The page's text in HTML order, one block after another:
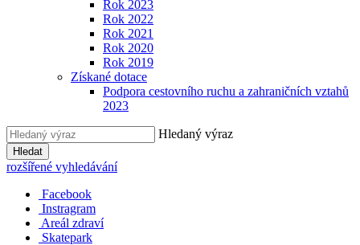
Rok 2023
Rok 2022
Rok 2021
Rok 2020
Rok 2019
Získané dotace
Podpora cestovního ruchu a zahraničních vztahů
2023
Hledaný výraz
Hledat
rozšířené vyhledávání
Facebook
Instragram
Areál zdraví
Skatepark